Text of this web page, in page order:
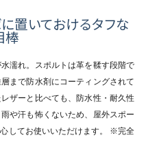
置いておけるタフな
棒
濡れ。スポルトは革を鞣す段階で
まで防水剤にコーティングされて
ザーと比べても、防水性・耐久性
雨や汗も怖くないため、屋外スポー
してお使いいただけます。
※完全